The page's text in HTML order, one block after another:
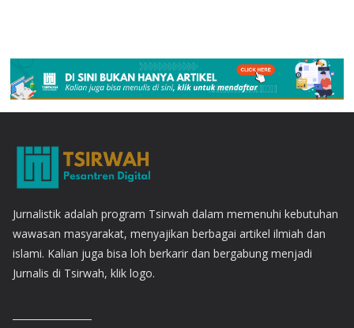
Jurnalistik adalah program Tsirwah dalam memenuhi kebutuhan
wawasan masyarakat, menyajikan berbagai artikel ilmiah dan
islami. Kalian juga bisa loh berkarir dan bergabung menjadi
Jurnalis di Tsirwah, klik logo.